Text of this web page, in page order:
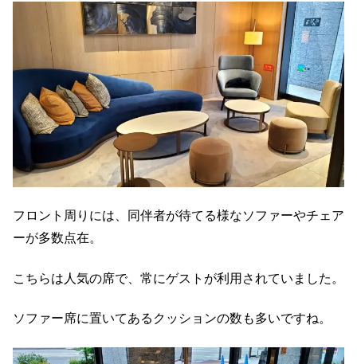
フロント周りには、同伴者が待てる様なソファーやチェア
ーが多数点在。
こちらは人気の席で、常にゲストが利用されていました。
ソファー席に置いてあるクッションの数も多いですね。